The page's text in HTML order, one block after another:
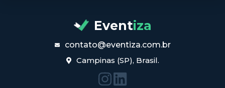
Eventiza
contato@eventiza.com.br
Campinas (SP), Brasil.